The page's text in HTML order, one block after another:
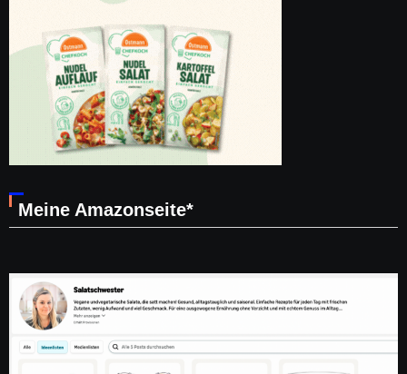
Meine Amazonseite*